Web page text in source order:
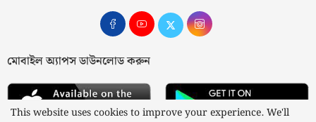
মোবাইল অ্যাপস ডাউনলোড করুন
This website uses cookies to improve your experience. We'll